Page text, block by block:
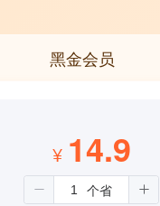
黑金会员
¥ 14.9